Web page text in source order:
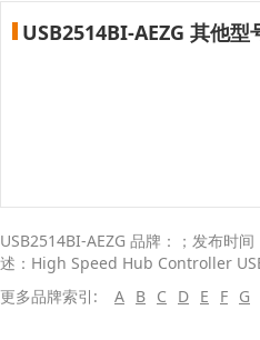
USB2514BI-AEZG 其他型
USB2514BI-AEZG 品牌：；发布时
述：High Speed Hub Controller
更多品牌索引:
A B C D E F G